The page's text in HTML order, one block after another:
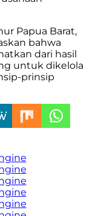
Papua Barat,
bahwa
dari hasil
untuk dikelola
prinsip